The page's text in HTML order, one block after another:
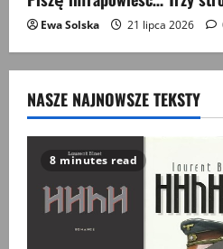
Ewa Solska 21 lipca 2026
NASZE NAJNOWSZE TEKSTY
8 minutes read